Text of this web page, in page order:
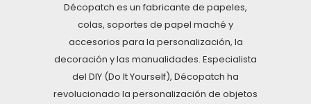
Décopatch es un fabricante de papeles,
colas, soportes de papel maché y
accesorios para la personalización, la
decoración y las manualidades. Especialista
del DIY (Do It Yourself), Décopatch ha
revolucionado la personalización de objetos